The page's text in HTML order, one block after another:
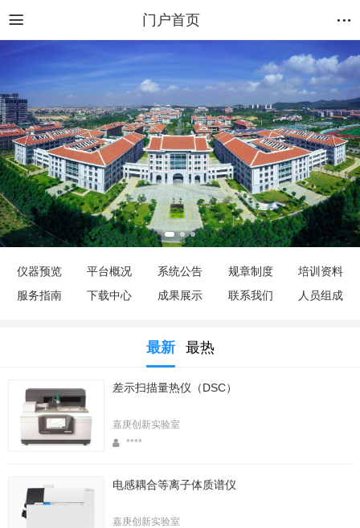
门户首页
仪器预览 平台概况 系统公告 规章制度
培训资料
服务指南
下载中心 成果展示 联系我们 人员组成
最新 最热
差示扫描量热仪（DSC）
嘉庚创新实验室
****
电感耦合等离子体质谱仪
嘉庚创新实验室